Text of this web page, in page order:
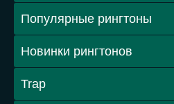
Популярные рингтоны
Новинки рингтонов
Trap